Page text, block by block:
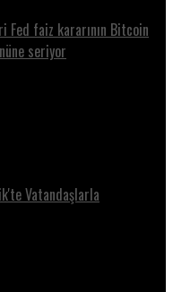
Fed faiz kararının Bitcoin
seriyor
Vatandaşlarla